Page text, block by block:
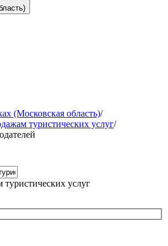
(Московская область)/
туристических услуг/
услуг